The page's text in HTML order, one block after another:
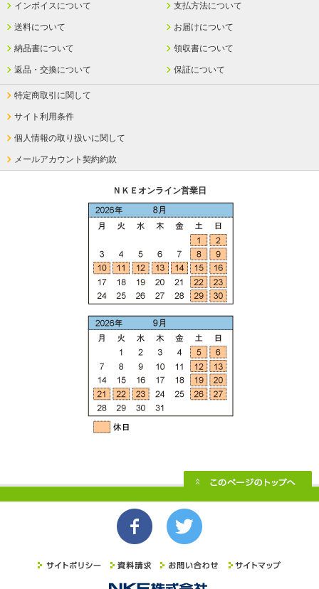
インボイスについて 支払方法について
送料について お届けについて
納品書について 領収書について
返品・交換について 保証について
特定商取引に関して
サイト利用条件
個人情報の取り扱いに関して
メールアカウント契約約款
ＮＫＥオンライン営業日